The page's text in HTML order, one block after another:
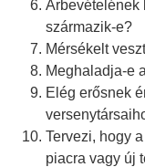
Árbevételének
származik-e?
Mérsékelt
Meghaladja-e
Elég erősnek
Tervezi, hogy
piacra vagy új